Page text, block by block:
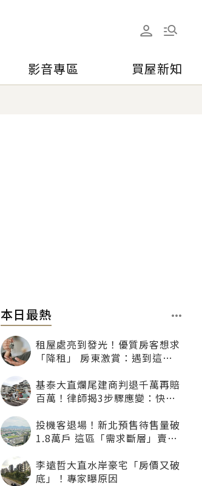
影音專區 買屋新知
本日最熱
租屋處亮到發光！優質房客想求
「降租」 房東激賞：遇到這種
基泰大直爛尾建商判退千萬再賠
百萬！律師揭3步驟應變：快通
投機客退場！新北預售待售量破
1.8萬戶 這區「需求斷層」賣壓
李遠哲大直水岸豪宅「房價又破
底」！專家曝原因